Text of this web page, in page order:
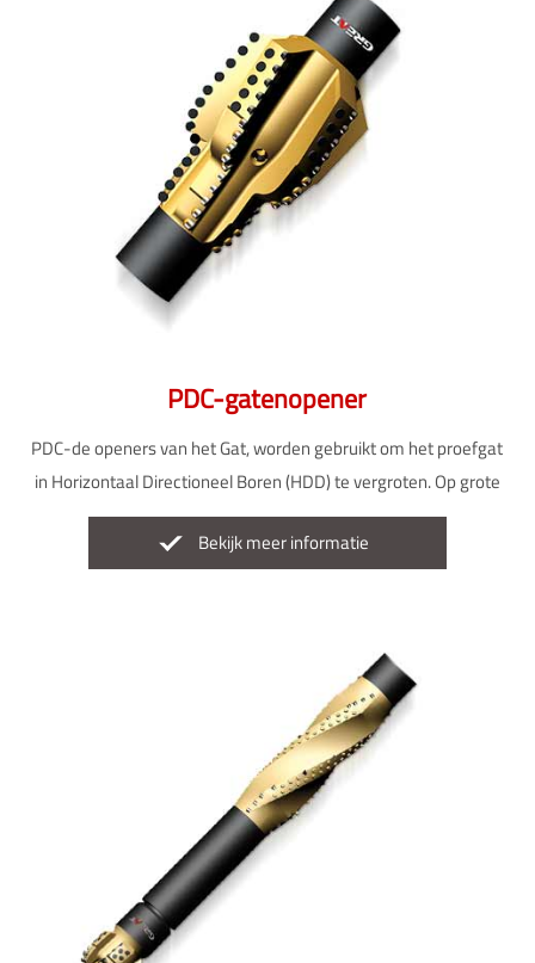
PDC-gatenopener
PDC-de openers van het Gat, worden gebruikt om het proefgat
in Horizontaal Directioneel Boren (HDD) te vergroten. Op grote
schaal gebruikt in bouw, brug, snelweg en spoorwegbouw.
Bekijk meer informatie